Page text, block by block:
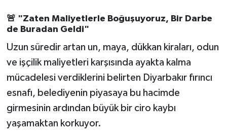
🚨 "Zaten Maliyetlerle Boğuşuyoruz, Bir Darbe
de Buradan Geldi"
Uzun süredir artan un, maya, dükkan kiraları, odun
ve işçilik maliyetleri karşısında ayakta kalma
mücadelesi verdiklerini belirten Diyarbakır fırıncı
esnafı, belediyenin piyasaya bu hacimde
girmesinin ardından büyük bir ciro kaybı
yaşamaktan korkuyor.